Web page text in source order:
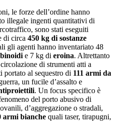
le forze dell’ordine hanno
illegale ingenti quantitativi di
sono stati eseguiti
di circa 450 kg di sostanze
gli agenti hanno inventariato 48
e 7 kg di eroina. Altrettanto
di strumenti atti a
portato al sequestro di 111 armi da
un fucile d’assalto e
. Un focus specifico è
del porto abusivo di
d’aggregazione o stradali,
armi bianche quali taser, tirapugni,